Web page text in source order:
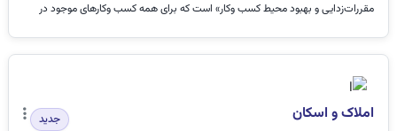
مقررات‌زدایی و بهبود محیط کسب‌ وکار» است که برای همه کسب وکارهای موجود در
املاک و اسکان جدید